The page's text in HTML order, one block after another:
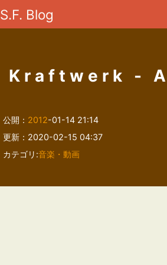
S.F. Blog
Kraftwerk -
公開： 2012-01-14 21:14
更新：2020-02-15 04:37
カテゴリ:音楽・動画